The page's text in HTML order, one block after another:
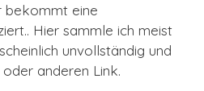
bekommt eine
Hier sammle ich meist
unvollständig und
anderen Link.